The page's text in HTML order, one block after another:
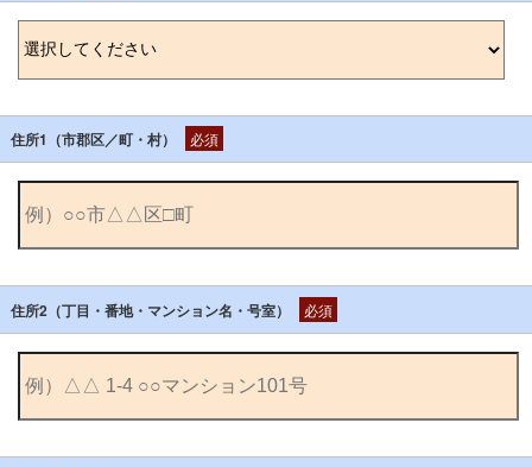
住所1（市郡区／町・村） 必須
住所2（丁目・番地・マンション名・号室） 必須